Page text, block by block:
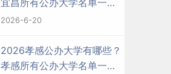
宜昌所有公办大学名单一览
表（5所）
2026-6-20
2026孝感公办大学有哪些？
孝感所有公办大学名单一览